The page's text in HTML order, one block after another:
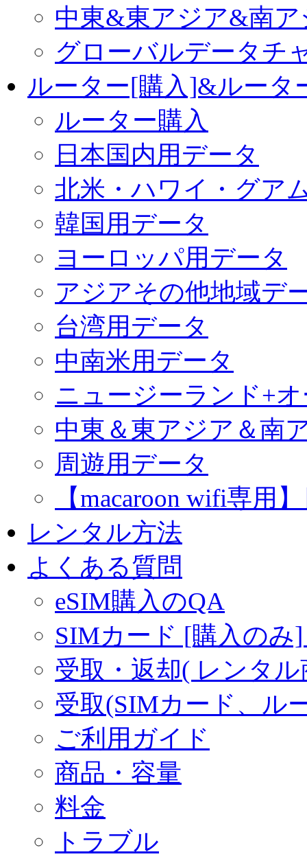
中東&東アジア&南
グローバルデータチ
ルーター[購入]&ルータ
ルーター購入
日本国内用データ
北米・ハワイ・グア
韓国用データ
ヨーロッパ用データ
アジアその他地域デ
台湾用データ
中南米用データ
ニュージーランド+
中東＆東アジア＆南
周遊用データ
【macaroon wifi専用
レンタル方法
よくある質問
eSIM購入のQA
SIMカード [購入のみ
受取・返却( レンタ
受取(SIMカード、ル
ご利用ガイド
商品・容量
料金
トラブル